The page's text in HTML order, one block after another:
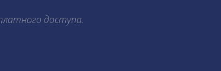
доступа.